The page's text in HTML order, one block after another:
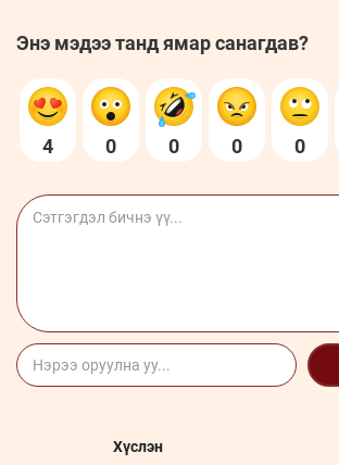
Энэ мэдээ танд ямар санагдав?
4 0 0 0 0
Хүслэн